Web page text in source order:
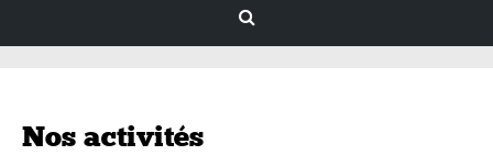
Nos activités